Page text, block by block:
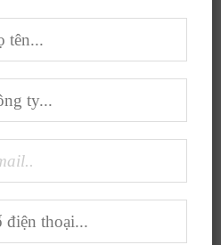
Tây Hồ, Hà Nội
|Chính sách bảo mật |